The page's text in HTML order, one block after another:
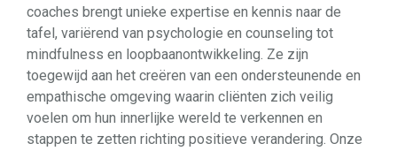
coaches brengt unieke expertise en kennis naar de
tafel, variërend van psychologie en counseling tot
mindfulness en loopbaanontwikkeling. Ze zijn
toegewijd aan het creëren van een ondersteunende en
empathische omgeving waarin cliënten zich veilig
voelen om hun innerlijke wereld te verkennen en
stappen te zetten richting positieve verandering. Onze